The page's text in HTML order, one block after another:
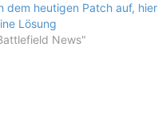
dem heutigen Patch auf, hier
Lösung
News"